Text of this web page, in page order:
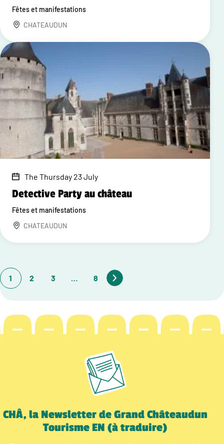
Fêtes et manifestations
CHATEAUDUN
The Thursday 23 July
Detective Party au château
Fêtes et manifestations
CHATEAUDUN
1 2 3 … 8
CHÂ, la Newsletter de Grand Châteaudun
Tourisme EN (à traduire)